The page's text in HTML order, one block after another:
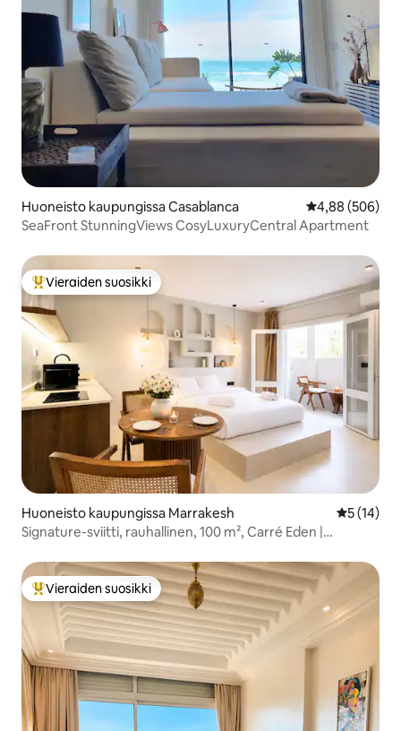
Huoneisto kaupungissa Casablanca
4,88 (506)
SeaFront StunningViews CosyLuxuryCentral Apartment
Vieraiden suosikkien parhaimmistoa
Vieraiden suosikki
Huoneisto kaupungissa Marrakesh
5 (14)
Signature-sviitti, rauhallinen, 100 m², Carré Eden |
Vieraiden suosikkien parhaimmistoa
Vieraiden suosikki